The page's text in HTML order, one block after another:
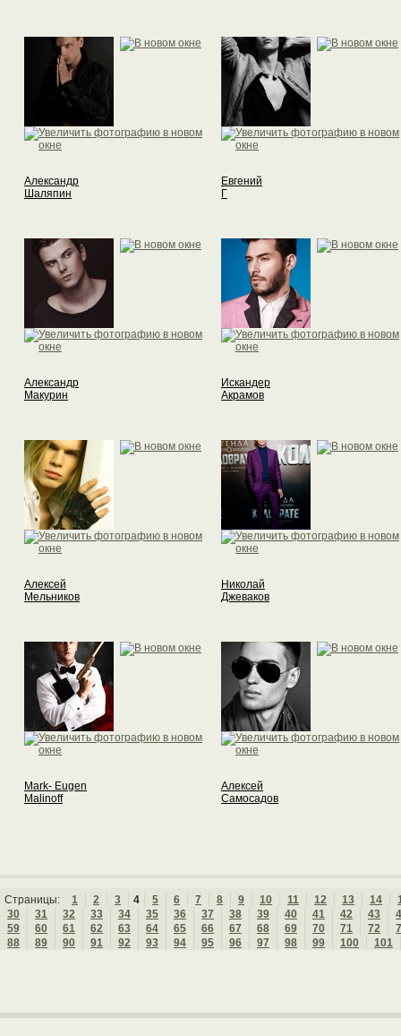
Александр
Шаляпин
Евгений
Г
Александр
Макурин
Искандер
Акрамов
Алексей
Мельников
Николай
Джеваков
Mark- Eugen
Malinoff
Алексей
Самосадов
Страницы: 1 2 3 4 5 6 7 8 9 10 11 12 13 14
30
31 32 33 34 35 36 37 38 39 40 41 42 43
59
60 61 62 63 64 65 66 67 68 69 70 71 72
88
89 90 91 92 93 94 95 96 97 98 99 100 101